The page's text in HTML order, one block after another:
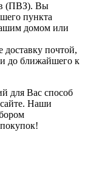
(ПВЗ). Вы
пункта
домом или
почтой,
до ближайшего к
для Вас способ
Наши